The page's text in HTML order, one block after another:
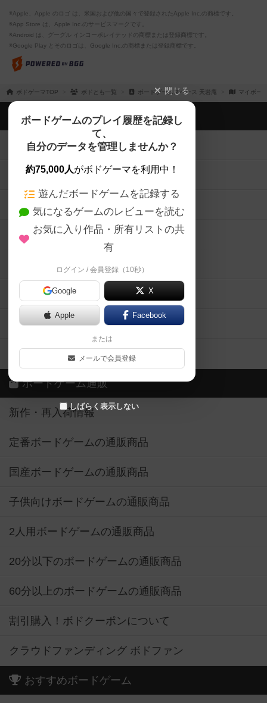
※Apple、Apple のロゴ は、米国および他の国々で登録されたApple Inc.の商標です。
※App Store は、Apple Inc.のサービスマークです。
※Android は、グーグル インコーポレイテッドの商標または登録商標です。
※Google Play とそのロゴは、Google Inc.の商標または登録商標です。
ボドゲーマTOP ボドとも一覧 ボードゲームスペース 天岩庵 マイボー
閉じる
ボードゲームのプレイ履歴を記録し
て、
自分のデータを管理しませんか？
約75,000人がボドゲーマを利用中！
遊んだボードゲームを記録する
気になるゲームのレビューを読む
お気に入り作品・所有リストの共
有
ログイン / 会員登録（10秒）
Google X
Apple Facebook
または
メールで会員登録
しばらく表示しない
ボドゲーマTOP
ボードゲームを検索する
ボードゲームの新着レビュー
ボードゲーム会情報
メカニクス特集
掲示板・トピックス
ボドとも・会員一覧
ボードゲーム業界コラム
ボドゲーマご利用案内
ボードゲーム通販
新作・再入荷情報
定番ボードゲームの通販商品
国産ボードゲームの通販商品
子供向けボードゲームの通販商品
2人用ボードゲームの通販商品
20分以下のボードゲームの通販商品
60分以上のボードゲームの通販商品
割引購入！ボドクーポンについて
クラウドファンディング ボドファン
おすすめボードゲーム